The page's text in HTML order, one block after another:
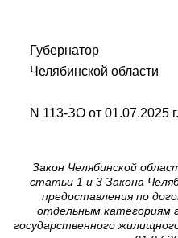
Губернатор
Челябинской
N 113-ЗО от 01.07.2025 г.
Закон Челябинской
статьи 1 и 3 Закона
предоставления по
отдельным категориям
государственного